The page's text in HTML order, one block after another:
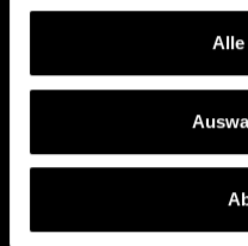
Alle
Konditionen
FONDS